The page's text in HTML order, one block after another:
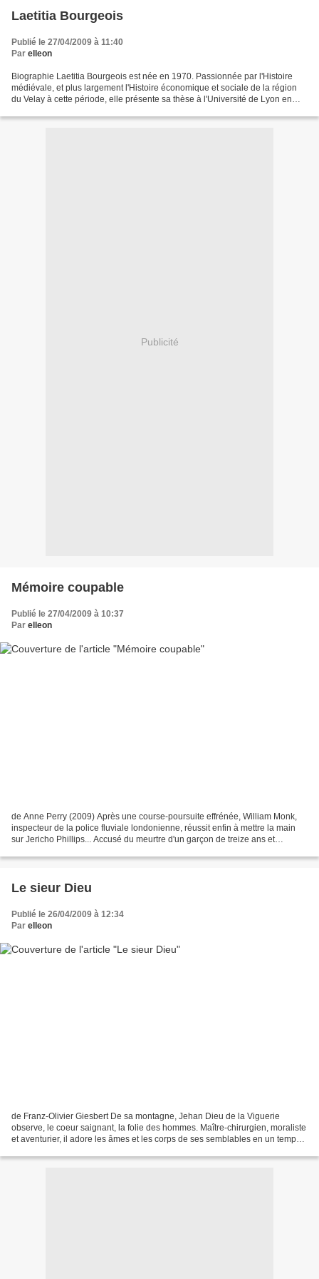
Laetitia Bourgeois
Publié le 27/04/2009 à 11:40
Par elleon
Biographie Laetitia Bourgeois est née en 1970. Passionnée par l'Histoire
médiévale, et plus largement l'Histoire économique et sociale de la région
du Velay à cette période, elle présente sa thèse à l'Université de Lyon en
Publicité
Mémoire coupable
Publié le 27/04/2009 à 10:37
Par elleon
de Anne Perry (2009) Après une course-poursuite effrénée, William Monk,
inspecteur de la police fluviale londonienne, réussit enfin à mettre la main
sur Jericho Phillips... Accusé du meurtre d'un garçon de treize ans et
Le sieur Dieu
Publié le 26/04/2009 à 12:34
Par elleon
de Franz-Olivier Giesbert De sa montagne, Jehan Dieu de la Viguerie
observe, le coeur saignant, la folie des hommes. Maître-chirurgien, moraliste
et aventurier, il adore les âmes et les corps de ses semblables en un temps -